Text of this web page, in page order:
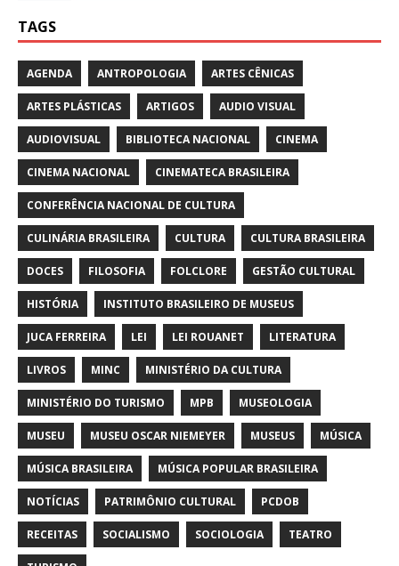
TAGS
AGENDA ANTROPOLOGIA ARTES CÊNICAS
ARTES PLÁSTICAS ARTIGOS AUDIO VISUAL
AUDIOVISUAL BIBLIOTECA NACIONAL CINEMA
CINEMA NACIONAL CINEMATECA BRASILEIRA
CONFERÊNCIA NACIONAL DE CULTURA
CULINÁRIA BRASILEIRA CULTURA CULTURA BRASILEIRA
DOCES FILOSOFIA FOLCLORE GESTÃO CULTURAL
HISTÓRIA INSTITUTO BRASILEIRO DE MUSEUS
JUCA FERREIRA LEI LEI ROUANET LITERATURA
LIVROS MINC MINISTÉRIO DA CULTURA
MINISTÉRIO DO TURISMO MPB MUSEOLOGIA
MUSEU MUSEU OSCAR NIEMEYER MUSEUS MÚSICA
MÚSICA BRASILEIRA MÚSICA POPULAR BRASILEIRA
NOTÍCIAS PATRIMÔNIO CULTURAL PCDOB
RECEITAS SOCIALISMO SOCIOLOGIA TEATRO